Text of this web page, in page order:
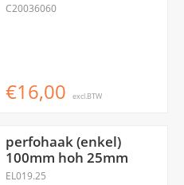
C20036060
€16,00 excl.BTW
perfohaak (enkel)
100mm hoh 25mm
EL019.25